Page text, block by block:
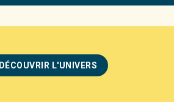
DÉCOUVRIR L'UNIVERS